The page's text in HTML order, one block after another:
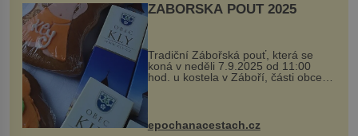
ZÁBOŘSKÁ POUŤ 2025
Tradiční Zábořská pouť, která se
koná v neděli 7.9.2025 od 11:00
hod. u kostela v Záboří, části obce
Kly u Mělníka. V programu naleznete
komentovanou prohlídku kostela,
epochanacestach.cz